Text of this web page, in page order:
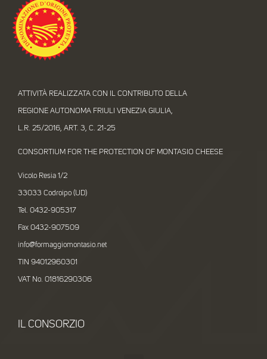
ATTIVITÀ REALIZZATA CON IL CONTRIBUTO DELLA
REGIONE AUTONOMA FRIULI VENEZIA GIULIA,
L.R. 25/2016, ART. 3, C. 21-25
CONSORTIUM FOR THE PROTECTION OF MONTASIO CHEESE
Vicolo Resia 1/2
33033 Codroipo (UD)
Tel. 0432-905317
Fax 0432-907509
info@formaggiomontasio.net
TIN 94012960301
VAT No. 01816290306
IL CONSORZIO